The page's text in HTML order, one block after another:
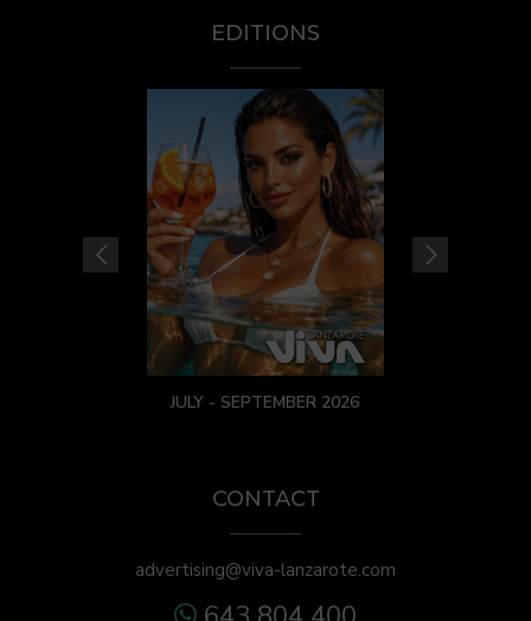
EDITIONS
JULY - SEPTEMBER 2026
CONTACT
advertising@viva-lanzarote.com